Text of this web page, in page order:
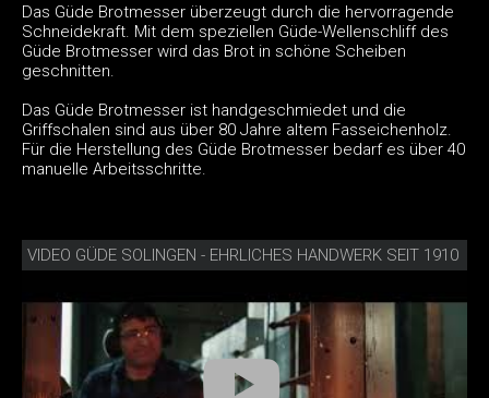
Das Güde Brotmesser überzeugt durch die hervorragende
Schneidekraft. Mit dem speziellen Güde-Wellenschliff des
Güde Brotmesser wird das Brot in schöne Scheiben
geschnitten.
Das Güde Brotmesser ist handgeschmiedet und die
Griffschalen sind aus über 80 Jahre altem Fasseichenholz.
Für die Herstellung des Güde Brotmesser bedarf es über 40
manuelle Arbeitsschritte.
VIDEO GÜDE SOLINGEN - EHRLICHES HANDWERK SEIT 1910